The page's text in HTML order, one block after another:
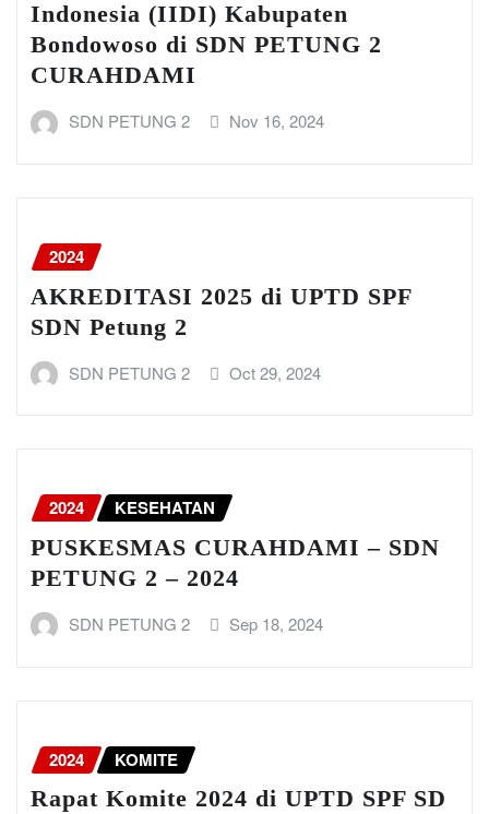
Indonesia (IIDI) Kabupaten
Bondowoso di SDN PETUNG 2
CURAHDAMI
SDN PETUNG 2 Nov 16, 2024
2024
AKREDITASI 2025 di UPTD SPF
SDN Petung 2
SDN PETUNG 2 Oct 29, 2024
2024 KESEHATAN
PUSKESMAS CURAHDAMI – SDN
PETUNG 2 – 2024
SDN PETUNG 2 Sep 18, 2024
2024 KOMITE
Rapat Komite 2024 di UPTD SPF SD